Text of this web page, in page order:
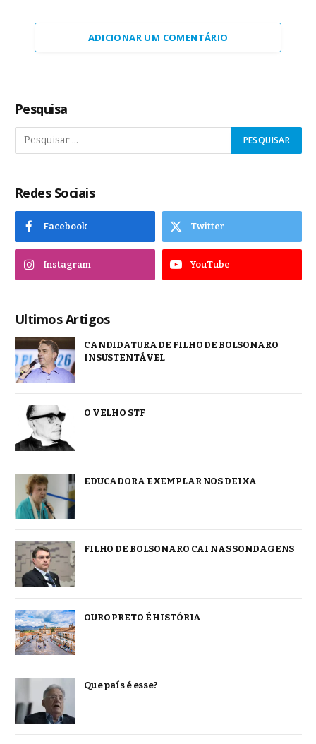
ADICIONAR UM COMENTÁRIO
Pesquisa
Redes Sociais
Facebook Twitter
Instagram YouTube
Ultimos Artigos
CANDIDATURA DE FILHO DE BOLSONARO
INSUSTENTÁVEL
O VELHO STF
EDUCADORA EXEMPLAR NOS DEIXA
FILHO DE BOLSONARO CAI NAS SONDAGENS
OURO PRETO É HISTÓRIA
Que país é esse?